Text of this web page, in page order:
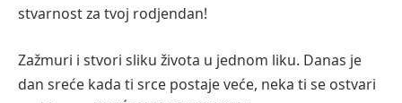
stvarnost za tvoj rodjendan!
Zažmuri i stvori sliku života u jednom liku. Danas je
dan sreće kada ti srce postaje veće, neka ti se ostvari